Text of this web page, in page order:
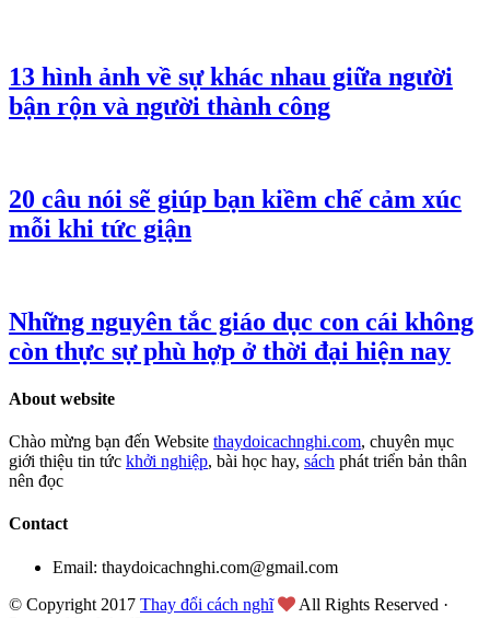
13 hình ảnh về sự khác nhau giữa người
bận rộn và người thành công
20 câu nói sẽ giúp bạn kiềm chế cảm xúc
mỗi khi tức giận
Những nguyên tắc giáo dục con cái không
còn thực sự phù hợp ở thời đại hiện nay
About website
Chào mừng bạn đến Website thaydoicachnghi.com, chuyên mục
giới thiệu tin tức khởi nghiệp, bài học hay, sách phát triển bản thân
nên đọc
Contact
Email: thaydoicachnghi.com@gmail.com
© Copyright 2017 Thay đổi cách nghĩ
All Rights Reserved ·